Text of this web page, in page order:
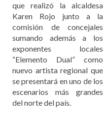
que realizó la alcaldesa
Karen Rojo junto a la
comisión de concejales
sumando además a los
exponentes locales
“Elemento Dual” como
nuevo artista regional que
se presentará en uno de los
escenarios más grandes
del norte del país.